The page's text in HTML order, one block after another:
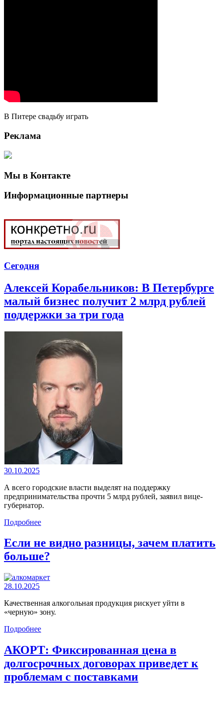
В Питере свадьбу играть
Реклама
Мы в Контакте
Информационные партнеры
Сегодня
Алексей Корабельников: В Петербурге
малый бизнес получит 2 млрд рублей
поддержки за три года
30.10.2025
А всего городские власти выделят на поддержку
предпринимательства прочти 5 млрд рублей, заявил вице-
губернатор.
Подробнее
Если не видно разницы, зачем платить
больше?
28.10.2025
Качественная алкогольная продукция рискует уйти в
«черную» зону.
Подробнее
АКОРТ: Фиксированная цена в
долгосрочных договорах приведет к
проблемам с поставками